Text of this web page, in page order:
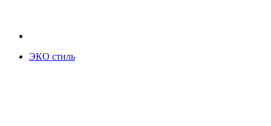
ЭКО стиль